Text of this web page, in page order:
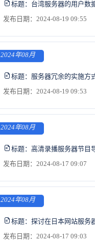
标题： 台湾服务器的用户数
发布日期：2024-08-19 09:55
2024年08月
标题： 服务器冗余的实施方
发布日期：2024-08-19 09:53
2024年08月
标题： 高清录播服务器节目
发布日期：2024-08-17 09:07
2024年08月
标题： 探讨在日本网站服务
发布日期：2024-08-17 09:03